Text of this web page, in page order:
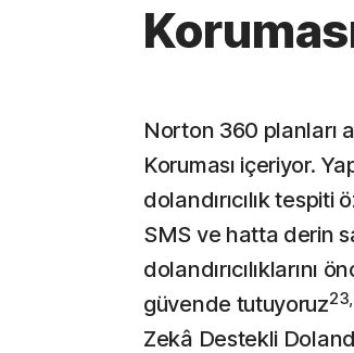
Norton 360 planları
Koruması içeriyor.
dolandırıcılık tespiti
SMS ve hatta derin
dolandırıcılıklarını
güvende tutuyoruz
Zekâ Destekli